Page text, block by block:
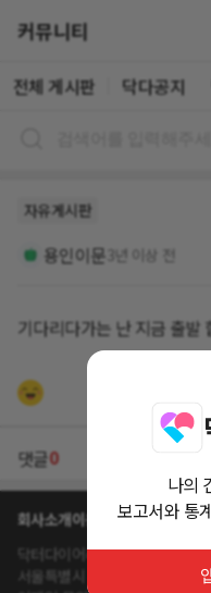
커뮤니티
전체 게시판 닥다공지
자유게시판
용인이문 3년 이상 전
기다리다가는 난 지금 출발
댓글0
회사소개이용약관개인정보 처
닥터다이어리 대표 : 송제윤
서울특별시 강남구 테헤란로
나의
보고서와 통